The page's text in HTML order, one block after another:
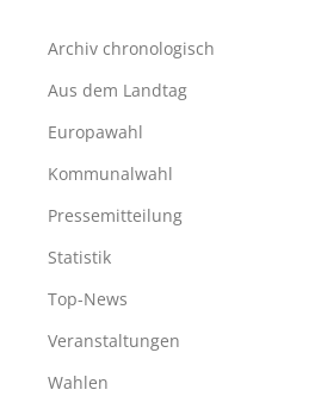
Archiv chronologisch
Aus dem Landtag
Europawahl
Kommunalwahl
Pressemitteilung
Statistik
Top-News
Veranstaltungen
Wahlen